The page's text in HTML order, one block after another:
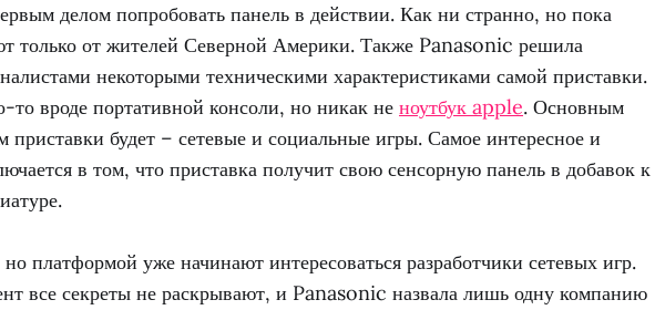
делом попробовать панель в действии. Как ни странно, но пока
только от жителей Северной Америки. Также Panasonic решила
некоторыми техническими характеристиками самой приставки.
то вроде портативной консоли, но никак не ноутбук apple. Основным
приставки будет – сетевые и социальные игры. Самое интересное и
в том, что приставка получит свою сенсорную панель в добавок к
платформой уже начинают интересоваться разработчики сетевых игр.
все секреты не раскрывают, и Panasonic назвала лишь одну компанию